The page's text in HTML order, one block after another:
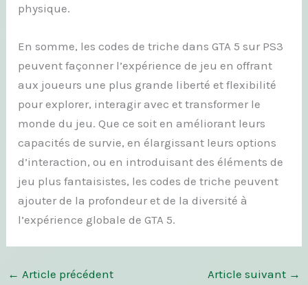
physique.
En somme, les codes de triche dans GTA 5 sur PS3
peuvent façonner l’expérience de jeu en offrant
aux joueurs une plus grande liberté et flexibilité
pour explorer, interagir avec et transformer le
monde du jeu. Que ce soit en améliorant leurs
capacités de survie, en élargissant leurs options
d’interaction, ou en introduisant des éléments de
jeu plus fantaisistes, les codes de triche peuvent
ajouter de la profondeur et de la diversité à
l’expérience globale de GTA 5.
← Article précédent Article suivant →